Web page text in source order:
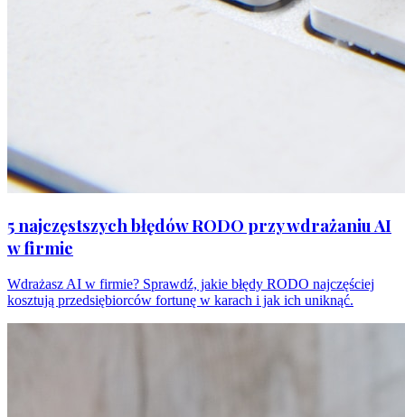
5 najczęstszych błędów RODO przy wdrażaniu AI
w firmie
Wdrażasz AI w firmie? Sprawdź, jakie błędy RODO najczęściej
kosztują przedsiębiorców fortunę w karach i jak ich uniknąć.